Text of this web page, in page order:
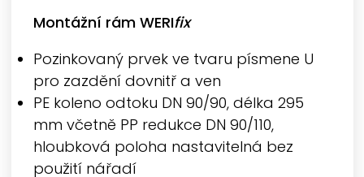
Montážní rámWERIfix
Pozinkovaný prvek ve tvaru písmene U
pro zazdění dovnitř a ven
PE koleno odtoku DN 90/90, délka 295
mm včetně PP redukce DN 90/110,
hloubková poloha nastavitelná bez
použití nářadí